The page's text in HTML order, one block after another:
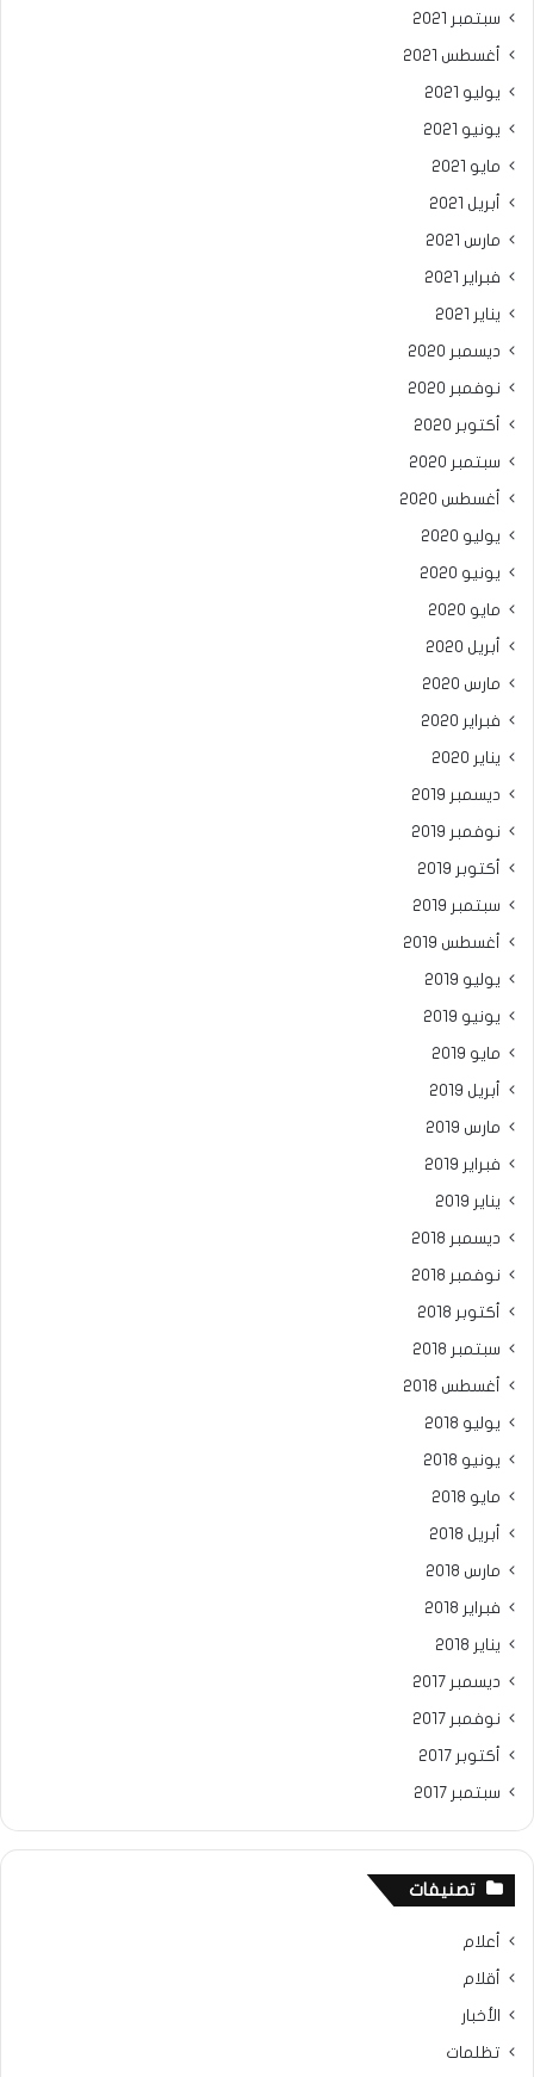
سبتمبر 2021
أغسطس 2021
يوليو 2021
يونيو 2021
مايو 2021
أبريل 2021
مارس 2021
فبراير 2021
يناير 2021
ديسمبر 2020
نوفمبر 2020
أكتوبر 2020
سبتمبر 2020
أغسطس 2020
يوليو 2020
يونيو 2020
مايو 2020
أبريل 2020
مارس 2020
فبراير 2020
يناير 2020
ديسمبر 2019
نوفمبر 2019
أكتوبر 2019
سبتمبر 2019
أغسطس 2019
يوليو 2019
يونيو 2019
مايو 2019
أبريل 2019
مارس 2019
فبراير 2019
يناير 2019
ديسمبر 2018
نوفمبر 2018
أكتوبر 2018
سبتمبر 2018
أغسطس 2018
يوليو 2018
يونيو 2018
مايو 2018
أبريل 2018
مارس 2018
فبراير 2018
يناير 2018
ديسمبر 2017
نوفمبر 2017
أكتوبر 2017
سبتمبر 2017
تصنيفات
أعلام
أقلام
الأخبار
تظلمات